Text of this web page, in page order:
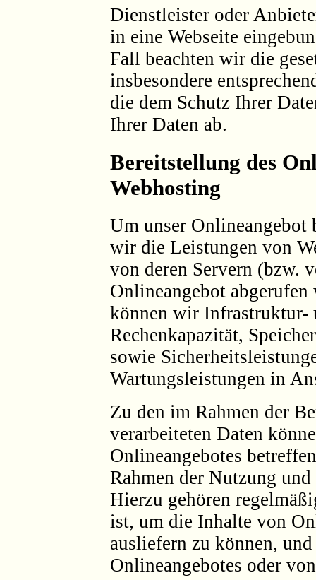
Dienstleister oder
in eine Webseite
Fall beachten wir die
insbesondere
die dem Schutz Ihrer
Ihrer Daten ab.
Bereitstellung des
Webhosting
Um unser Onlineangebot
wir die Leistungen von
von deren Servern (bzw.
Onlineangebot
können wir Infrastruktur-
Rechenkapazität,
sowie
Wartungsleistungen in
Zu den im Rahmen der
verarbeiteten Daten
Onlineangebotes
Rahmen der Nutzung
Hierzu gehören
ist, um die Inhalte von
ausliefern zu können,
Onlineangebotes oder